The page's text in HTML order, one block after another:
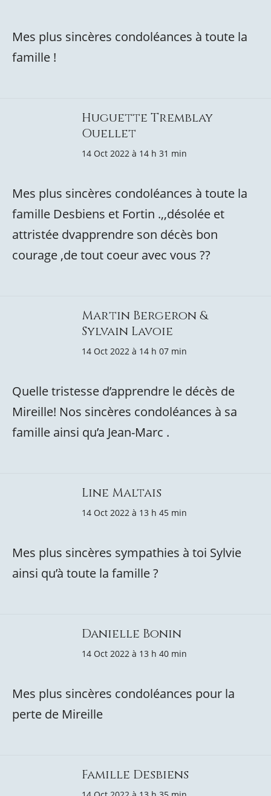
Mes plus sincères condoléances à toute la
famille !
Huguette Tremblay
Ouellet
14 Oct 2022 à 14 h 31 min
Mes plus sincères condoléances à toute la
famille Desbiens et Fortin .,,désolée et
attristée dvapprendre son décès bon
courage ,de tout coeur avec vous ??
Martin Bergeron &
Sylvain Lavoie
14 Oct 2022 à 14 h 07 min
Quelle tristesse d’apprendre le décès de
Mireille! Nos sincères condoléances à sa
famille ainsi qu’a Jean-Marc .
Line Maltais
14 Oct 2022 à 13 h 45 min
Mes plus sincères sympathies à toi Sylvie
ainsi qu’à toute la famille ?
Danielle Bonin
14 Oct 2022 à 13 h 40 min
Mes plus sincères condoléances pour la
perte de Mireille
Famille Desbiens